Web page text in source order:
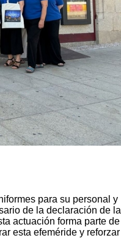
para su personal y
de la declaración de la
actuación forma parte de
esta efeméride y reforzar